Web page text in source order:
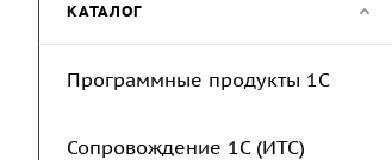
КАТАЛОГ
Программные продукты 1С
Сопровождение 1С (ИТС)